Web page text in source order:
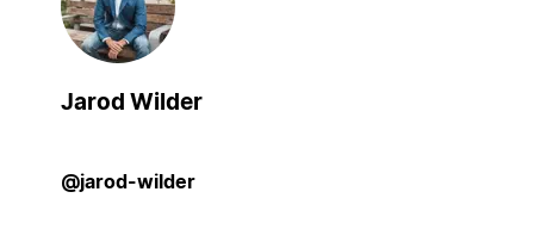
Jarod Wilder
@jarod-wilder